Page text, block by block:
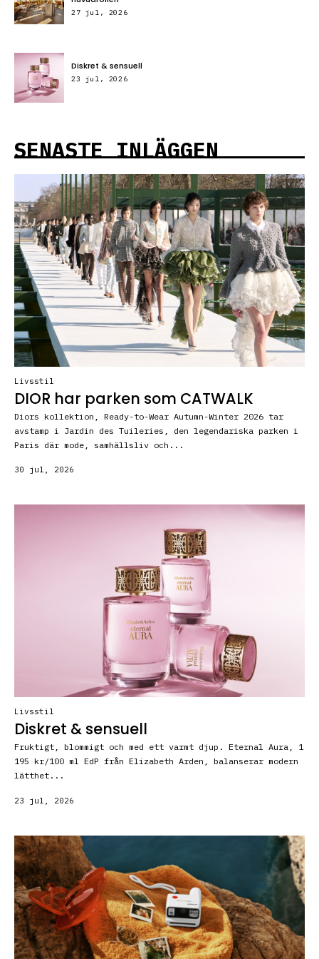
bambu.
27 jul, 2026
Diskret & sensuell
23 jul, 2026
SENASTE INLÄGGEN
Livsstil
DIOR har parken som CATWALK
Diors kollektion, Ready-to-Wear Autumn-Winter 2026 tar
avstamp i Jardin des Tuileries, den legendariska parken i
Paris där mode, samhällsliv och...
30 jul, 2026
Livsstil
Diskret & sensuell
Fruktigt, blommigt och med ett varmt djup. Eternal Aura, 1
195 kr/100 ml EdP från Elizabeth Arden, balanserar modern
lätthet...
23 jul, 2026